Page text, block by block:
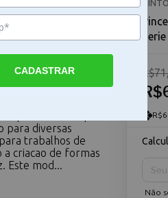
143 tamanho 8 O
para diversas
trabalhos de
a criacao de formas
Este mod...
Não
CADASTRAR